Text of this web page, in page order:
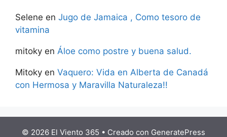
Selene en Jugo de Jamaica , Como tesoro de
vitamina
mitoky en Áloe como postre y buena salud.
Mitoky en Vaquero: Vida en Alberta de Canadá
con Hermosa y Maravilla Naturaleza!!
© 2026 El Viento 365 • Creado con GeneratePress